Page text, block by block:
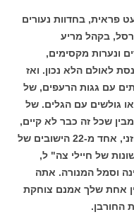
פראית, בחדוות נעורים
בקהל מריע
ונערות מקסימים,
לאולם הלא נכון. ואז
עם גגות הרעפים, של
גולשים עם הגלים. של
שכל זה כבר לא קיים,
כי אתה עד לימים האחרונים של נצר חזני, אחד מ-22 הישובים של
של חיילי צה" ל,
וסמל המנורה. אתה
אחת שלך אמנם צוחקת
החורבן.